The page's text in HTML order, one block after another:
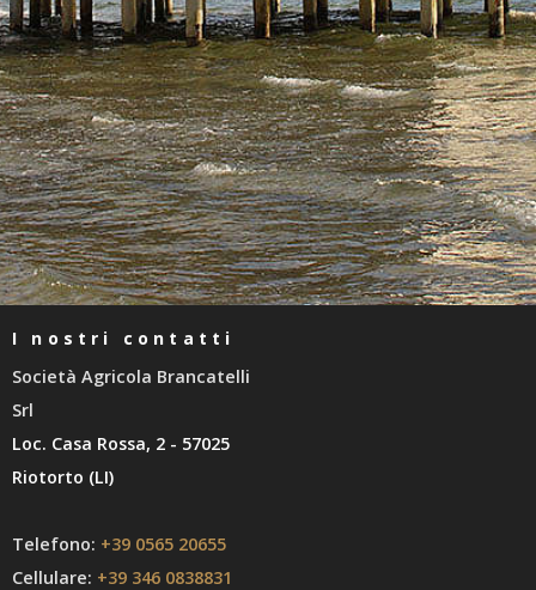
I nostri contatti
Società Agricola Brancatelli
Srl
Loc. Casa Rossa, 2 - 57025
Riotorto (LI)
Telefono: +39 0565 20655
Cellulare: +39 346 0838831